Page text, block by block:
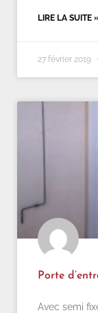
LIRE LA SUITE
27 février 2019
Porte
Avec semi